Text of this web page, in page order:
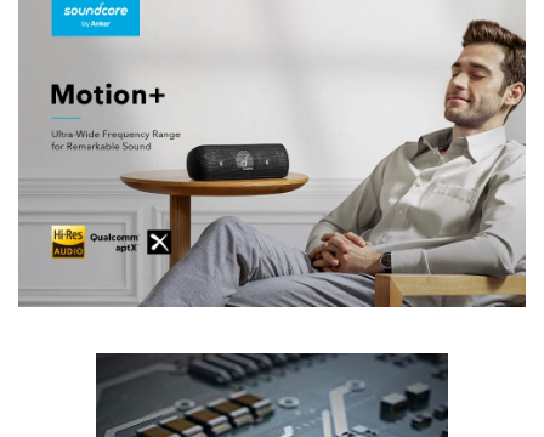
811 reviews
Farbe: Schwarz
99,99€ 27,00€
Mehrere
Ratenzahlungsoptionen
verfügbar.